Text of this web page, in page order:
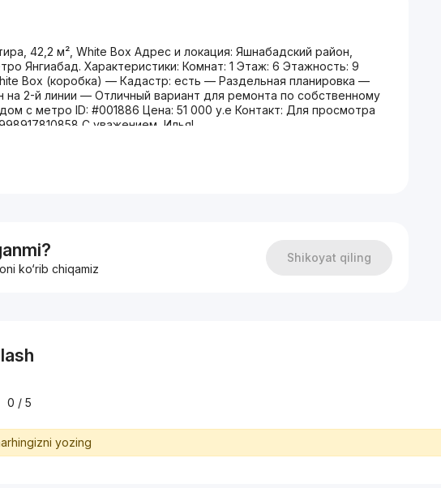
42,2 м², White Box Адрес и локация: Яшнабадский район,
Янгиабад. Характеристики: Комнат: 1 Этаж: 6 Этажность: 9
Box (коробка) — Кадастр: есть — Раздельная планировка —
2-й линии — Отличный вариант для ремонта по собственному
с метро ID: #001886 Цена: 51 000 у.е Контакт: Для просмотра
С уважением, Илья!
ko‘rib chiqamiz
Shikoyat qiling
0 / 5
yozing